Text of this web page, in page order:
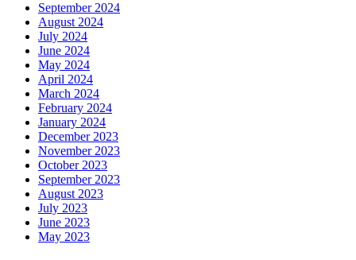
September 2024
August 2024
July 2024
June 2024
May 2024
April 2024
March 2024
February 2024
January 2024
December 2023
November 2023
October 2023
September 2023
August 2023
July 2023
June 2023
May 2023